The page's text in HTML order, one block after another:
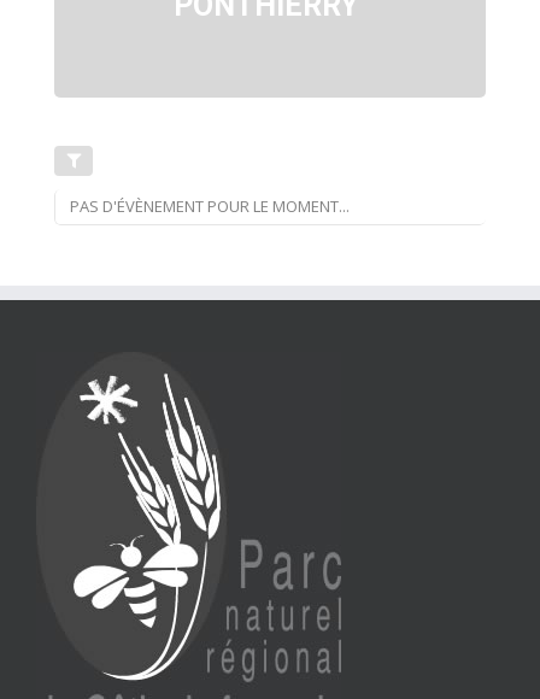
PAS D'ÉVÈNEMENT POUR LE MOMENT...